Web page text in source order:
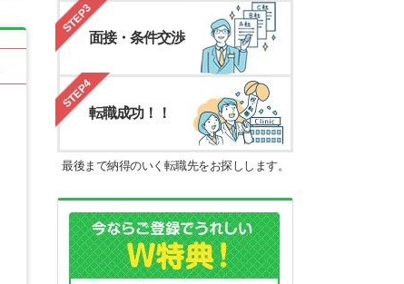
STEP3
面接・条件交渉
STEP4
転職成功！！
最後まで納得のいく転職先をお探しします。